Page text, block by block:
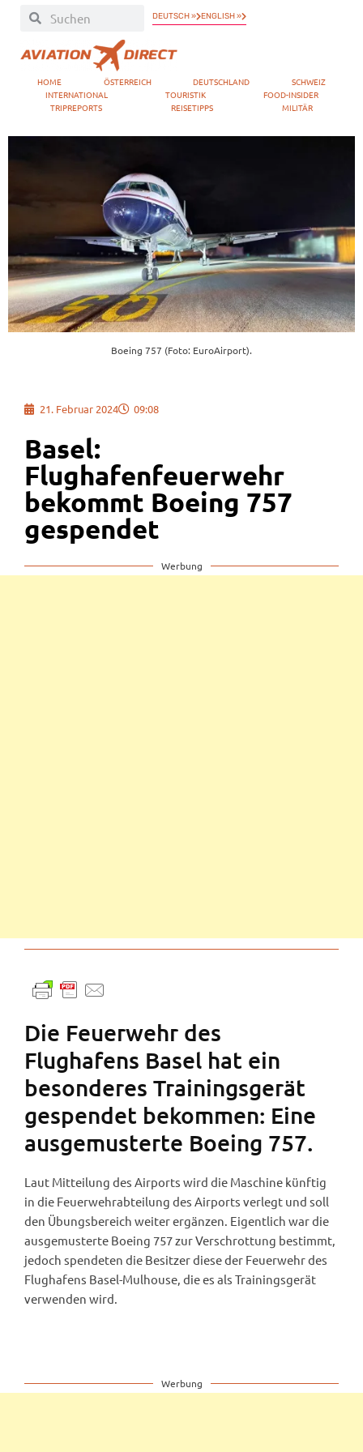
DEUTSCH » ENGLISH »
HOME ÖSTERREICH DEUTSCHLAND
SCHWEIZ
INTERNATIONAL
TOURISTIK
FOOD-INSIDER
TRIPREPORTS
REISETIPPS MILITÄR
Boeing 757 (Foto: EuroAirport).
21. Februar 2024 09:08
Basel:
Flughafenfeuerwehr
bekommt Boeing 757
gespendet
Werbung
Die Feuerwehr des
Flughafens Basel hat ein
besonderes Trainingsgerät
gespendet bekommen: Eine
ausgemusterte Boeing 757.
Laut Mitteilung des Airports wird die Maschine künftig
in die Feuerwehrabteilung des Airports verlegt und soll
den Übungsbereich weiter ergänzen. Eigentlich war die
ausgemusterte Boeing 757 zur Verschrottung bestimmt,
jedoch spendeten die Besitzer diese der Feuerwehr des
Flughafens Basel-Mulhouse, die es als Trainingsgerät
verwenden wird.
Werbung